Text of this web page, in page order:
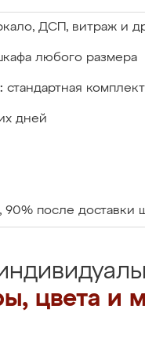
ДСП, витраж и
любого размера
стандартная
дней
90% после доставки
цвета и